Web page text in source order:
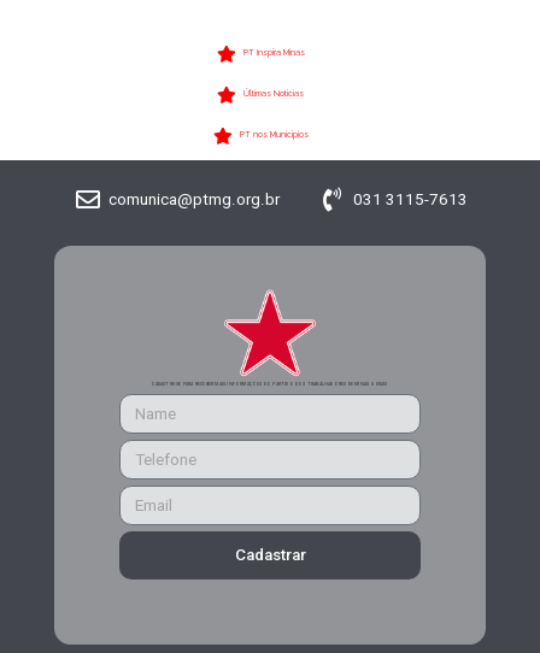
PT Inspira Minas
Últimas Notícias
PT nos Municípios
comunica@ptmg.org.br 031 3115-7613
CADASTRE-SE PARA RECEBER MAIS INFORMAÇÕES DO PARTIDO DOS TRABALHADORES DE MINAS GERAIS
Cadastrar